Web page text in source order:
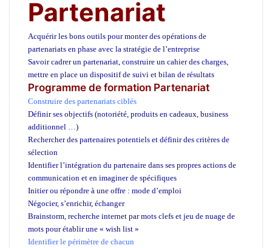
Partenariat
Acquérir les bons outils pour monter des opérations de
partenariats en phase avec la stratégie de l’entreprise
Savoir cadrer un partenariat, construire un cahier des charges,
mettre en place un dispositif de suivi et bilan de résultats
Programme de formation Partenariat
Construire des partenariats ciblés
Définir ses objectifs (notoriété, produits en cadeaux, business
additionnel …)
Rechercher des partenaires potentiels et définir des critères de
sélection
Identifier l’intégration du partenaire dans ses propres actions de
communication et en imaginer de spécifiques
Initier ou répondre à une offre : mode d’emploi
Négocier, s’enrichir, échanger
Brainstorm, recherche internet par mots clefs et jeu de nuage de
mots pour établir une « wish list »
Identifier le périmètre de chacun